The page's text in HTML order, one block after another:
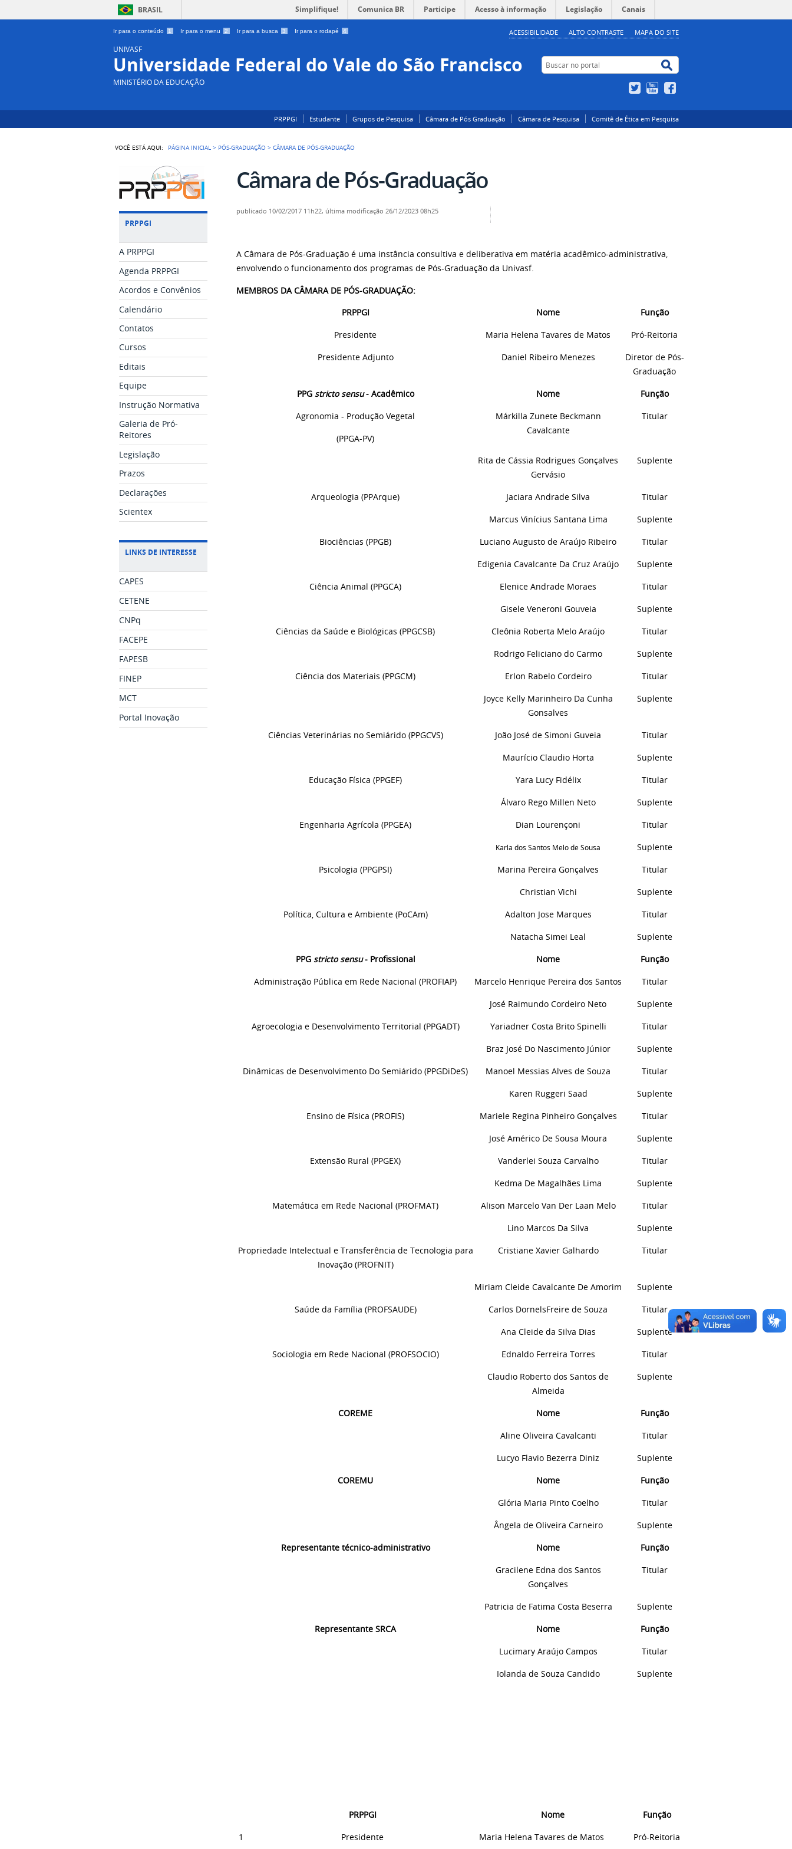
BRASIL Simplifique! Comunica BR Participe Acesso à informação Legislação Canais
Ir para o conteúdo 1 Ir para o menu 2 Ir para a busca 3 Ir para o rodapé 4 ACESSIBILIDADE ALTO CONTRASTE MAPA DO SITE
UNIVASF
Universidade Federal do Vale do São Francisco
MINISTÉRIO DA EDUCAÇÃO
Buscar no portal
TwitterYouTube
PRPPGI Estudante Grupos de Pesquisa Câmara de Pós Graduação Câmara de Pesquisa Comitê de Ética em Pesquisa
VOCÊ ESTÁ AQUI: PÁGINA INICIAL > PÓS-GRADUAÇÃO >CÂMARA DE PÓS-GRADUAÇÃO
PRPPGI
A PRPPGI
Agenda PRPPGI
Acordos e Convênios
Calendário
Contatos
Cursos
Editais
Equipe
Instrução Normativa
Galeria de Pró-
Reitores
Legislação
Prazos
Declarações
Scientex
LINKS DE INTERESSE
CAPES
CETENE
CNPq
FACEPE
FAPESB
FINEP
MCT
Portal Inovação
Câmara de Pós-Graduação
publicado 10/02/2017 11h22, última modificação 26/12/2023 08h25
A Câmara de Pós-Graduação é uma instância consultiva e deliberativa em matéria acadêmico-administrativa,
envolvendo o funcionamento dos programas de Pós-Graduação da Univasf.
MEMBROS DA CÂMARA DE PÓS-GRADUAÇÃO:
PRPPGI Nome Função
Presidente Maria Helena Tavares de Matos Pró-Reitoria
Presidente Adjunto Daniel Ribeiro Menezes Diretor de Pós-
Graduação
PPG stricto sensu- Acadêmico Nome Função
Agronomia - Produção Vegetal
(PPGA-PV)
Márkilla Zunete Beckmann
Cavalcante
Titular
Ritade Cássia Rodrigues Gonçalves
Gervásio
Suplente
Arqueologia (PPArque) Jaciara Andrade Silva Titular
Marcus Vinícius Santana Lima Suplente
Biociências (PPGB) Luciano Augusto de Araújo Ribeiro Titular
Edigenia Cavalcante Da Cruz Araújo Suplente
Ciência Animal (PPGCA) Elenice Andrade Moraes Titular
Gisele Veneroni Gouveia Suplente
Ciências da Saúde e Biológicas (PPGCSB) Cleônia Roberta Melo Araújo Titular
Rodrigo Feliciano do Carmo Suplente
Ciência dos Materiais (PPGCM) Erlon Rabelo Cordeiro Titular
Joyce Kelly Marinheiro Da Cunha
Gonsalves
Suplente
Ciências Veterinárias no Semiárido (PPGCVS) João José de Simoni Guveia Titular
Maurício Claudio Horta Suplente
Educação Física (PPGEF) Yara Lucy Fidélix Titular
Álvaro Rego Millen Neto Suplente
Engenharia Agrícola (PPGEA) Dian Lourençoni Titular
Karla dos Santos Melo de Sousa Suplente
Psicologia (PPGPSI) Marina Pereira Gonçalves Titular
Christian Vichi Suplente
Política, Cultura e Ambiente (PoCAm) Adalton Jose Marques Titular
Natacha Simei Leal Suplente
PPG stricto sensu- Profissional Nome Função
Administração Pública em Rede Nacional (PROFIAP) Marcelo Henrique Pereira dos Santos Titular
José Raimundo Cordeiro Neto Suplente
Agroecologia e Desenvolvimento Territorial (PPGADT) Yariadner Costa Brito Spinelli Titular
Braz José Do Nascimento Júnior Suplente
Dinâmicas de Desenvolvimento Do Semiárido (PPGDiDeS) Manoel Messias Alvesde Souza Titular
Karen Ruggeri Saad Suplente
Ensino de Física (PROFIS) Mariele Regina Pinheiro Gonçalves Titular
José Américo De Sousa Moura Suplente
Extensão Rural (PPGEX) Vanderlei Souza Carvalho Titular
Kedma De Magalhães Lima Suplente
Matemática em Rede Nacional (PROFMAT) Alison Marcelo Van Der Laan Melo Titular
Lino Marcos Da Silva Suplente
Propriedade Intelectual e Transferência de Tecnologia para
Inovação (PROFNIT)
Cristiane Xavier Galhardo Titular
Miriam Cleide Cavalcante De Amorim Suplente
Saúde da Família (PROFSAUDE) Carlos DornelsFreire de Souza Titular
Ana Cleide da Silva Dias Suplente
Sociologia em Rede Nacional (PROFSOCIO) Ednaldo Ferreira Torres Titular
Claudio Roberto dos Santos de
Almeida
Suplente
COREME Nome Função
Aline Oliveira Cavalcanti Titular
Lucyo Flavio Bezerra Diniz Suplente
COREMU Nome Função
Glória Maria Pinto Coelho Titular
Ângela de Oliveira Carneiro Suplente
Representante técnico-administrativo Nome Função
Gracilene Edna dos Santos
Gonçalves
Titular
Patricia de Fatima Costa Beserra Suplente
Representante SRCA Nome Função
Lucimary Araújo Campos Titular
Iolanda de Souza Candido Suplente
PRPPGI Nome Função
1 Presidente Maria Helena Tavares de Matos Pró-Reitoria